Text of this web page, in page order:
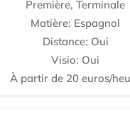
Première, Terminale
Matière: Espagnol
Distance: Oui
Visio: Oui
À partir de 20 euros/